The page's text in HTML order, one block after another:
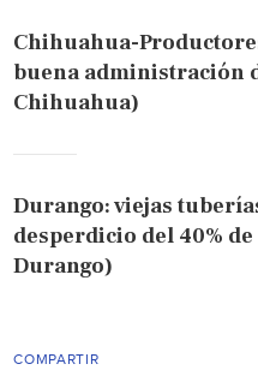
Chihuahua-
buena administración
Chihuahua)
Durango: viejas
desperdicio del 40%
Durango)
COMPARTIR